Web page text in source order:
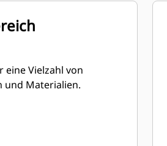
eine Vielzahl von
und Materialien.